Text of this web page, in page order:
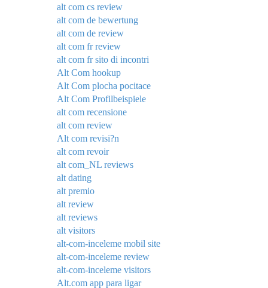
alt com cs review
alt com de bewertung
alt com de review
alt com fr review
alt com fr sito di incontri
Alt Com hookup
Alt Com plocha pocitace
Alt Com Profilbeispiele
alt com recensione
alt com review
Alt com revisi?n
alt com revoir
alt com_NL reviews
alt dating
alt premio
alt review
alt reviews
alt visitors
alt-com-inceleme mobil site
alt-com-inceleme review
alt-com-inceleme visitors
Alt.com app para ligar